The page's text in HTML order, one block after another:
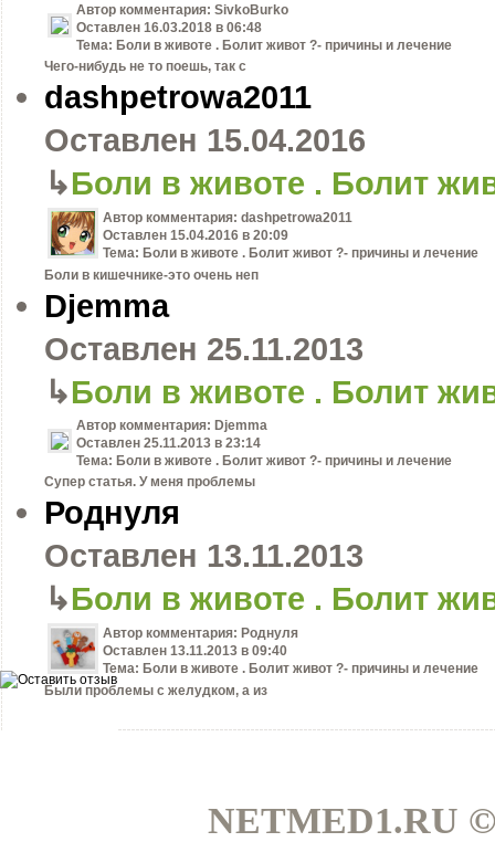
Автор комментария: SivkoBurko
Оставлен 16.03.2018 в 06:48
Тема: Боли в животе . Болит живот ?- причины и лечение
Чего-нибудь не то поешь, так с
dashpetrowa2011
Оставлен 15.04.2016
↳Боли в животе . Болит
Автор комментария: dashpetrowa2011
Оставлен 15.04.2016 в 20:09
Тема: Боли в животе . Болит живот ?- причины и лечение
Боли в кишечнике-это очень неп
Djemma
Оставлен 25.11.2013
↳Боли в животе . Болит
Автор комментария: Djemma
Оставлен 25.11.2013 в 23:14
Тема: Боли в животе . Болит живот ?- причины и лечение
Супер статья. У меня проблемы
Роднуля
Оставлен 13.11.2013
↳Боли в животе . Болит
Автор комментария: Роднуля
Оставлен 13.11.2013 в 09:40
Тема: Боли в животе . Болит живот ?- причины и лечение
Были проблемы с желудком, а из
NETMED1.RU